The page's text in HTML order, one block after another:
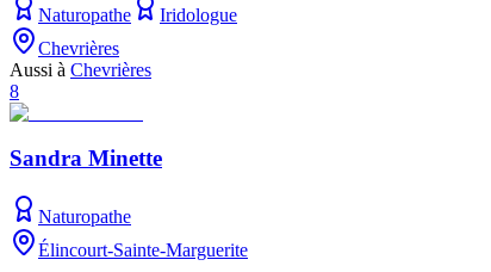
Naturopathe
Iridologue
Chevrières
Aussi à Chevrières
8
Sandra Minette
Naturopathe
Élincourt-Sainte-Marguerite